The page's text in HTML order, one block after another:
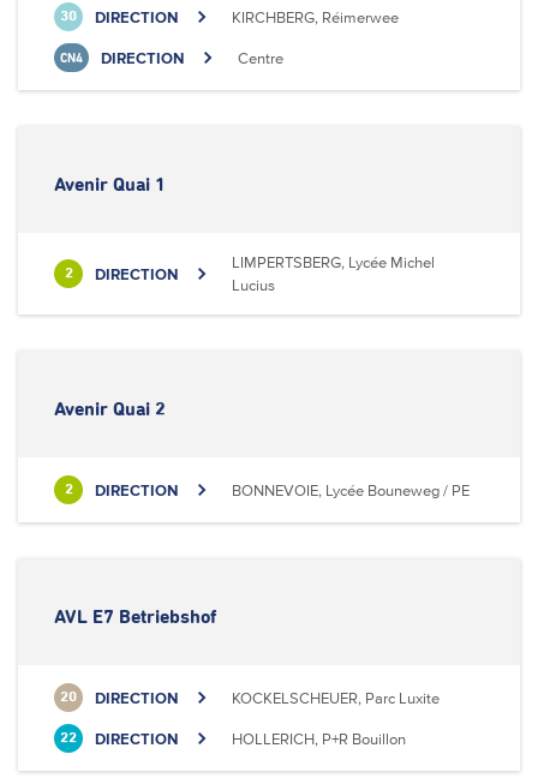
30 DIRECTION KIRCHBERG, Réimerwee
CN4 DIRECTION Centre
Avenir Quai 1
2 DIRECTION
LIMPERTSBERG, Lycée Michel
Lucius
Avenir Quai 2
2 DIRECTION BONNEVOIE, Lycée Bouneweg / PE
AVL E7 Betriebshof
20 DIRECTION KOCKELSCHEUER, Parc Luxite
22 DIRECTION HOLLERICH, P+R Bouillon